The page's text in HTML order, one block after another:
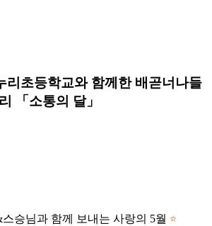
리초등학교와 함께한 배곧너나들
「소통의 달」
승님과 함께 보내는 사랑의 5월 ⭐